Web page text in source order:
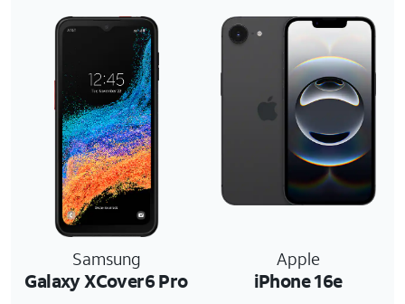
Samsung
Galaxy XCover6 Pro
Apple
iPhone 16e